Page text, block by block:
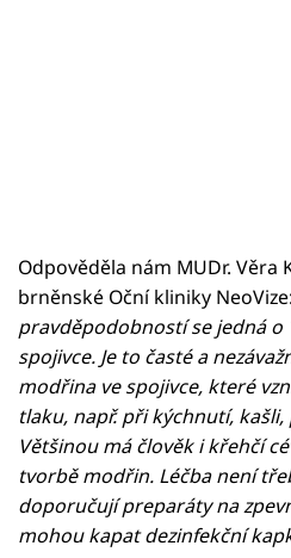
Odpověděla nám MUDr. Věra
brněnské Oční kliniky NeoVize:
pravděpodobností se jedná o
spojivce. Je to časté a
modřina ve spojivce, které
tlaku, např. při kýchnutí,
Většinou má člověk i křehčí
tvorbě modřin. Léčba není
doporučují preparáty na
mohou kapat dezinfekční